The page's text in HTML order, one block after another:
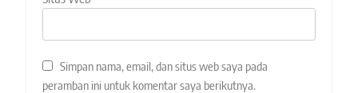
Simpan nama, email, dan situs web saya pada
peramban ini untuk komentar saya berikutnya.